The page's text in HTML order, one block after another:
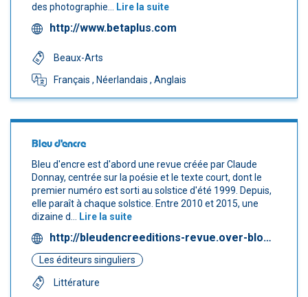
des photographie...
Lire la suite
http://www.betaplus.com
Beaux-Arts
Français , Néerlandais , Anglais
Bleu d'encre
Bleu d'encre est d'abord une revue créée par Claude
Donnay, centrée sur la poésie et le texte court, dont le
premier numéro est sorti au solstice d'été 1999. Depuis,
elle paraît à chaque solstice. Entre 2010 et 2015, une
dizaine d...
Lire la suite
http://bleudencreeditions-revue.over-blog.com
Les éditeurs singuliers
Littérature